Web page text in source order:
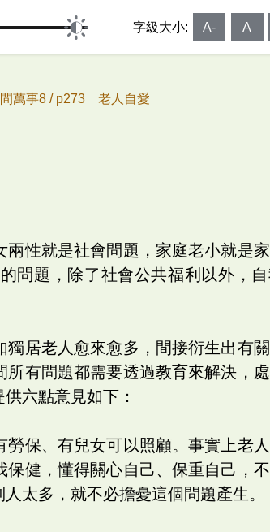
字級大小: A- A
萬事8 / p273 老人自愛
性就是社會問題，家庭老小就是
問題，除了社會公共福利以外，
居老人愈來愈多，間接衍生出有
有問題都需要透過教育來解決，
六點意見如下：
保、有兒女可以照顧。事實上老
健，懂得關心自己、保重自己，
太多，就不必擔憂這個問題產生。